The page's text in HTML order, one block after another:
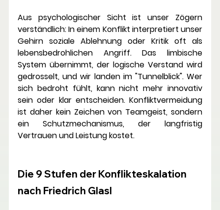
Aus psychologischer Sicht ist unser Zögern
verständlich: In einem Konflikt interpretiert unser
Gehirn soziale Ablehnung oder Kritik oft als
lebensbedrohlichen Angriff. Das limbische
System übernimmt, der logische Verstand wird
gedrosselt, und wir landen im "Tunnelblick". Wer
sich bedroht fühlt, kann nicht mehr innovativ
sein oder klar entscheiden. Konfliktvermeidung
ist daher kein Zeichen von Teamgeist, sondern
ein Schutzmechanismus, der langfristig
Vertrauen und Leistung kostet.
Die 9 Stufen der Konflikteskalation
nach Friedrich Glasl